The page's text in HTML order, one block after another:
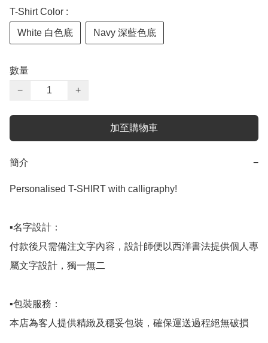
T-Shirt Color :
White 白色底 Navy 深藍色底
數量
−
+
加至購物車
簡介 −
Personalised T-SHIRT with calligraphy!
▪️名字設計：
付款後只需備注文字內容，設計師便以西洋書法提供個人專
屬文字設計，獨一無二
▪️包裝服務：
本店為客人提供精緻及穩妥包裝，確保運送過程絕無破損